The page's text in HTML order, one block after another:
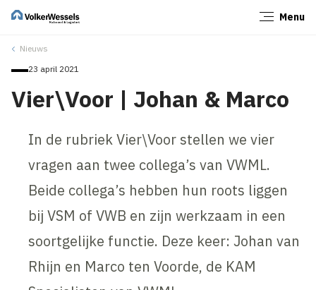
Menu
Nieuws
23 april 2021
Vier\Voor | Johan & Marco
In de rubriek Vier\Voor stellen we vier
vragen aan twee collega’s van VWML.
Beide collega’s hebben hun roots liggen
bij VSM of VWB en zijn werkzaam in een
soortgelijke functie. Deze keer: Johan van
Rhijn en Marco ten Voorde, de KAM
Sluiten